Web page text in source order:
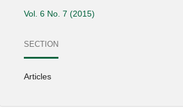
Vol. 6 No. 7 (2015)
SECTION
Articles